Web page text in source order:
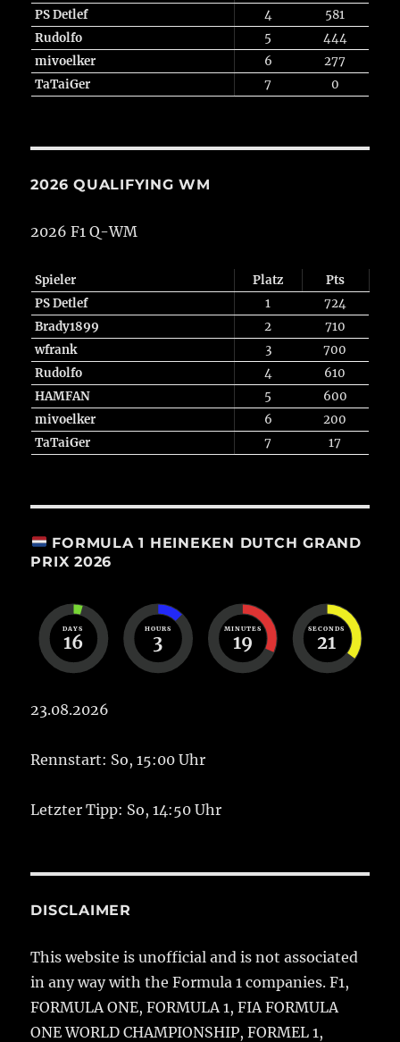
PS Detlef 4
581
Rudolfo
5
444
mivoelker
6
277
TaTaiGer
7 0
2026 QUALIFYING WM
2026 F1 Q-WM
Spieler Platz
Pts
PS Detlef
1
724
Brady1899
2
710
wfrank
3
700
Rudolfo
4
610
HAMFAN
5
600
mivoelker
6
200
TaTaiGer
7 17
FORMULA 1 HEINEKEN DUTCH GRAND
PRIX 2026
DAYS
16
HOURS
3
MINUTES
19
SECONDS
21
23.08.2026
Rennstart: So, 15:00 Uhr
Letzter Tipp: So, 14:50 Uhr
DISCLAIMER
This website is unofficial and is not associated
in any way with the Formula 1 companies. F1,
FORMULA ONE, FORMULA 1, FIA FORMULA
ONE WORLD CHAMPIONSHIP, FORMEL 1,